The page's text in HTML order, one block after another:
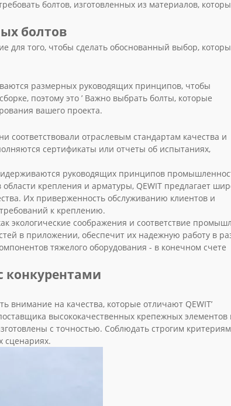
болтов, изготовленных из материалов,
болтов
того, чтобы сделать обоснованный выбор,
размерных руководящих принципов, чтобы
поэтому это ’ Важно выбрать болты, которые
вашего проекта.
соответствовали отраслевым стандартам качества и
сертификаты или отчеты об испытаниях,
руководящих принципов
крепления и арматуры, QEWIT предлагает
Их приверженность обслуживанию клиентов и
к креплению.
экологические соображения и соответствие
в приложении, обеспечит их надежную работу в
тяжелого оборудования - в конечном счете
конкурентами
внимание на качества, которые отличают QEWIT’
высококачественных крепежных элементов
с точностью. Соблюдать строгим критериям
сценариях.